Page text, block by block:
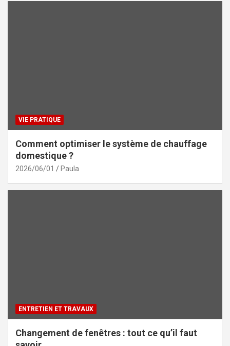
VIE PRATIQUE
Comment optimiser le système de chauffage
domestique ?
2026/06/01 Paula
ENTRETIEN ET TRAVAUX
Changement de fenêtres : tout ce qu’il faut